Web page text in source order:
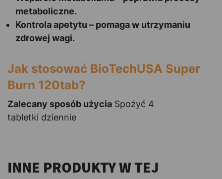
metaboliczne.
Kontrola apetytu – pomaga w utrzymaniu
zdrowej wagi.
Jak stosować BioTechUSA Super
Burn 120tab?
Zalecany sposób użycia Spożyć 4
tabletki dziennie
INNE PRODUKTY W TEJ